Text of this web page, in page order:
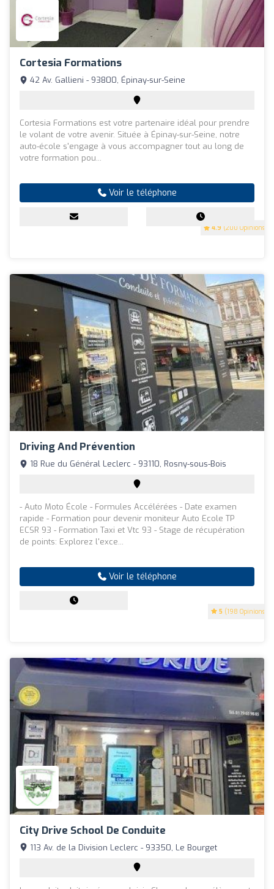
Cortesia Formations
4.9 (200 Opinions)
42 Av. Gallieni - 93800, Épinay-sur-Seine
Cortesia Formations est votre partenaire idéal pour prendre
le volant de votre avenir. Située à Épinay-sur-Seine, notre
auto-école s'engage à vous accompagner tout au long de
votre formation pou...
Voir le téléphone
Driving And Prévention
5 (198 Opinions)
18 Rue du Général Leclerc - 93110, Rosny-sous-Bois
- Auto Moto École - Formules Accélérées - Date examen
rapide - Formation pour devenir moniteur Auto Ecole TP
ECSR 93 - Formation Taxi et Vtc 93 - Stage de récupération
de points: Explorez l'exce...
Voir le téléphone
City Drive School De Conduite
113 Av. de la Division Leclerc - 93350, Le Bourget